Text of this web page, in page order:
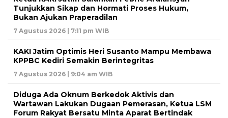
Tunjukkan Sikap dan Hormati Proses Hukum,
Bukan Ajukan Praperadilan
7 Agustus 2026 | 7:11 pm WIB
KAKI Jatim Optimis Heri Susanto Mampu Membawa
KPPBC Kediri Semakin Berintegritas
7 Agustus 2026 | 9:04 am WIB
Diduga Ada Oknum Berkedok Aktivis dan
Wartawan Lakukan Dugaan Pemerasan, Ketua LSM
Forum Rakyat Bersatu Minta Aparat Bertindak